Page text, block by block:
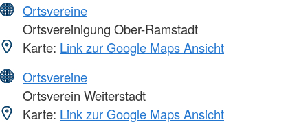
Ortsvereine
Ortsvereinigung Ober-Ramstadt
Karte: Link zur Google Maps Ansicht
Ortsvereine
Ortsverein Weiterstadt
Karte: Link zur Google Maps Ansicht